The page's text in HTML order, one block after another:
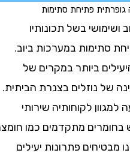
פתיחת סתימות
בשל תכונותיו
במערכות ביוב.
ביותר במקרים של
נוזלים בצנרת הביתית.
לקוחותיה שירותי
מתקדמים כמו חומצה
פתרונות יעילים